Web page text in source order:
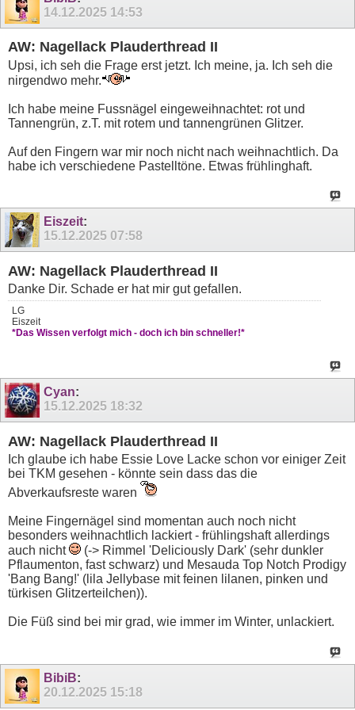
14.12.2025 14:53
AW: Nagellack Plauderthread II
Upsi, ich seh die Frage erst jetzt. Ich meine, ja. Ich seh die
nirgendwo mehr.
Ich habe meine Fussnägel eingeweihnachtet: rot und
Tannengrün, z.T. mit rotem und tannengrünen Glitzer.
Auf den Fingern war mir noch nicht nach weihnachtlich. Da
habe ich verschiedene Pastelltöne. Etwas frühlinghaft.
Eiszeit:
15.12.2025 07:58
AW: Nagellack Plauderthread II
Danke Dir. Schade er hat mir gut gefallen.
LG
Eiszeit
*Das Wissen verfolgt mich - doch ich bin schneller!*
Cyan:
15.12.2025 18:32
AW: Nagellack Plauderthread II
Ich glaube ich habe Essie Love Lacke schon vor einiger Zeit
bei TKM gesehen - könnte sein dass das die
Abverkaufsreste waren
Meine Fingernägel sind momentan auch noch nicht
besonders weihnachtlich lackiert - frühlingshaft allerdings
auch nicht
(-> Rimmel 'Deliciously Dark' (sehr dunkler
Pflaumenton, fast schwarz) und Mesauda Top Notch Prodigy
'Bang Bang!' (lila Jellybase mit feinen lilanen, pinken und
türkisen Glitzerteilchen)).
Die Füß sind bei mir grad, wie immer im Winter, unlackiert.
BibiB:
20.12.2025 15:18